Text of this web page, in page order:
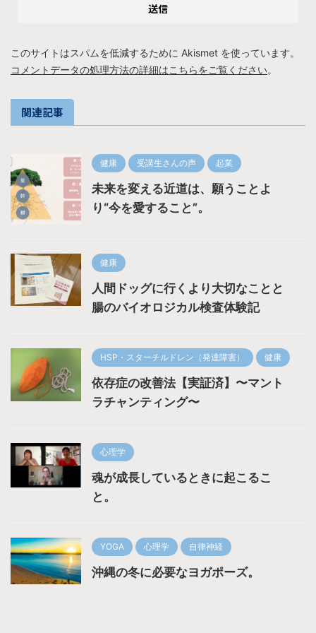
このサイトはスパムを低減するために Akismet を使っています。
コメントデータの処理方法の詳細はこちらをご覧ください。
関連記事
健康 受講生さんの声 起業
未来を変える近道は、願うことよ
り“今を愛すること”。
健康
人間ドッグに行くより大切なことと
腸のバイオロジカル検査体験記
HSP・スターチルドレン（発達障害） 健康
依存症の改善法【実証済】〜マント
ラチャンティング〜
心理学
魂が成長しているときに起こるこ
と。
YOGA 心理学 自律神経
沖縄の冬に必要なヨガポーズ。